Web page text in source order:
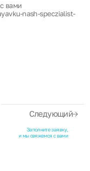
вами
nash-speczialist-
Следующий
Заполните заявку,
и мы свяжемся с вами